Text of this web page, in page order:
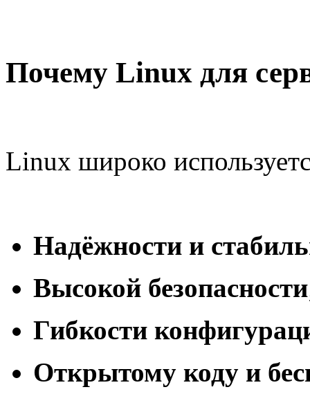
Почему Linux для
Linux широко
Надёжности и
Высокой безопасности
Гибкости
Открытому коду и